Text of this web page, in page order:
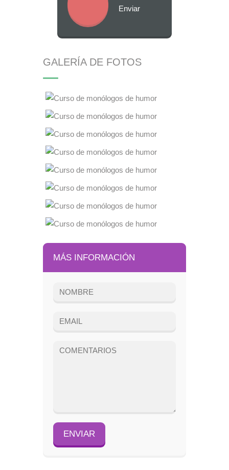
Enviar
GALERÍA DE FOTOS
MÁS INFORMACIÓN
ENVIAR